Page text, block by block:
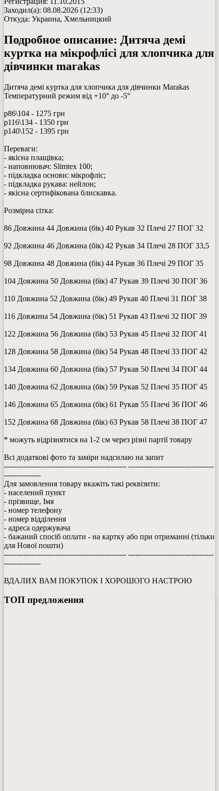
Заходил(а): 08.08.2026 (12:33)
Откуда: Украина, Хмельницкий
Подробное описание: Дитяча демі
куртка на мікрофлісі для хлопчика для
дівчинки marakas
Дитяча демі куртка для хлопчика для дівчинки Marakas
Температурний режим від +10° до -5°
р86\104 - 1275 грн
р116\134 - 1350 грн
р140\152 - 1395 грн
Переваги:
- якісна плащівка;
- наповнювач: Slimtex 100;
- підкладка основи: мікрофліс;
- підкладка рукава: нейлон;
- якісна сертифікована блискавка.
Розмірна сітка:
86 Довжина 44 Довжина (бік) 40 Рукав 32 Плечі 27 ПОГ 32
92 Довжина 46 Довжина (бік) 42 Рукав 34 Плечі 28 ПОГ 33,5
98 Довжина 48 Довжина (бік) 44 Рукав 36 Плечі 29 ПОГ 35
104 Довжина 50 Довжина (бік) 47 Рукав 39 Плечі 30 ПОГ 36
110 Довжина 52 Довжина (бік) 49 Рукав 40 Плечі 31 ПОГ 38
116 Довжина 54 Довжина (бік) 51 Рукав 43 Плечі 32 ПОГ 39
122 Довжина 56 Довжина (бік) 53 Рукав 45 Плечі 32 ПОГ 41
128 Довжина 58 Довжина (бік) 54 Рукав 48 Плечі 33 ПОГ 42
134 Довжина 60 Довжина (бік) 57 Рукав 50 Плечі 34 ПОГ 44
140 Довжина 62 Довжина (бік) 59 Рукав 52 Плечі 35 ПОГ 45
146 Довжина 65 Довжина (бік) 61 Рукав 55 Плечі 36 ПОГ 46
152 Довжина 68 Довжина (бік) 63 Рукав 58 Плечі 38 ПОГ 47
* можуть відрізнятися на 1-2 см через різні партії товару
Всі додаткові фото та заміри надсилаю на запит
-------------------------------------------------- -----------------------------------
---------------
Для замовлення товару вкажіть такі реквізити:
- населений пункт
- прізвище, Імя
- номер телефону
- номер відділення
- адреса одержувача
- бажаний спосіб оплати - на картку або при отриманні (тільки
для Нової пошти)
-------------------------------------------------- -----------------------------------
---------------
ВДАЛИХ ВАМ ПОКУПОК І ХОРОШОГО НАСТРОЮ
ТОП предложения